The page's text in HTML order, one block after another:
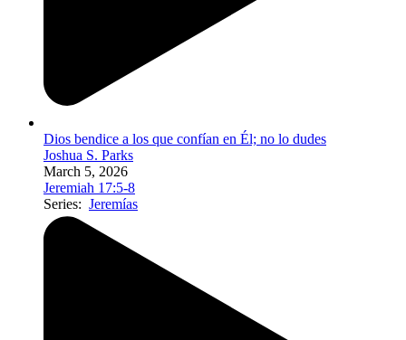
Dios bendice a los que confían en Él; no lo dudes
Joshua S. Parks
March 5, 2026
Jeremiah 17:5-8
Series: Jeremías